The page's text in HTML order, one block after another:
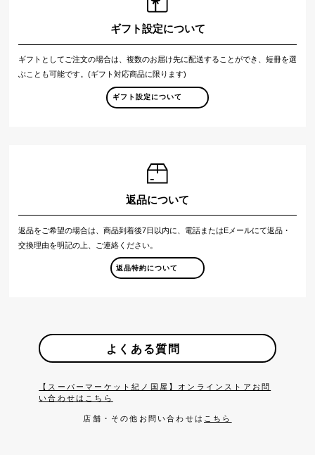
ギフト設定について
ギフトとしてご注文の場合は、複数のお届け先に配送することができ、短冊を選
ぶことも可能です。(ギフト対応商品に限ります)
ギフト設定について
返品について
返品をご希望の場合は、商品到着後7日以内に、電話またはEメールにて返品・
交換理由を明記の上、ご連絡ください。
返品特約について
よくある質問
【スーパーマーケット紀ノ国屋】オンラインストアお問
い合わせはこちら
店舗・その他お問い合わせは こちら